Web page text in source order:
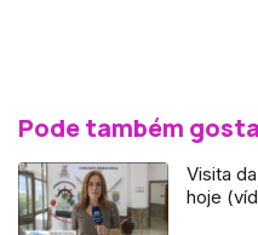
Pode também
Visita
hoje